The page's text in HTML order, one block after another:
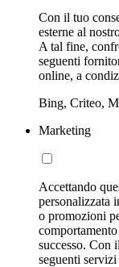
Con il tuo
esterne al
A tal fine,
seguenti
online, a
Bing, Criteo,
Marketing
Accettando
personalizzata
o promozioni
successo. Con
seguenti